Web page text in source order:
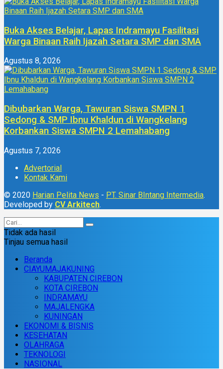
Buka Akses Belajar, Lapas Indramayu Fasilitasi
Warga Binaan Raih Ijazah Setara SMP dan SMA
Agustus 8, 2026
Dibubarkan Warga, Tawuran Siswa SMPN 1
Sedong & SMP Ibnu Khaldun di Wangkelang
Korbankan Siswa SMPN 2 Lemahabang
Agustus 7, 2026
Advertorial
Kontak Kami
© 2020 Harian Pelita News - PT. Sinar BIntang Intermedia.
Developed by CV Arkitech.
Tidak ada hasil
Tinjau semua hasil
Beranda
CIAYUMAJAKUNING
KABUPATEN CIREBON
KOTA CIREBON
INDRAMAYU
MAJALENGKA
KUNINGAN
EKONOMI & BISNIS
KESEHATAN
OLAHRAGA
TEKNOLOGI
NASIONAL